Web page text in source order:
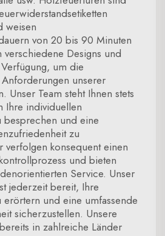
weisen
von 20 bis 90 Minuten
verschiedene Designs und
um die
unserer
Unser Team steht Ihnen stets
Ihre individuellen
und eine
zu
verfolgen konsequent einen
und bieten
Service. Unser
jederzeit bereit, Ihre
und eine umfassende
sicherzustellen. Unsere
in zahlreiche Länder